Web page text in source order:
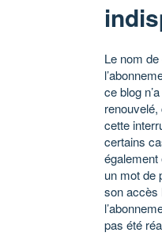
Le nom
ce blog
cette
certains
également
un mot de
son accès
pas été